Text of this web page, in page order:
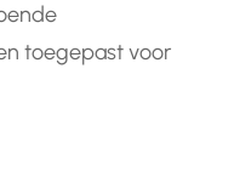
toegepast voor